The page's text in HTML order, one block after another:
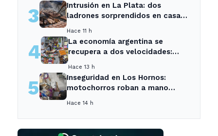
3
Intrusión en La Plata: dos
ladrones sorprendidos en casa
Hace 11 h
4
La economía argentina se
recupera a dos velocidades:
Neuquen Post
Hace 13 h
5
Inseguridad en Los Hornos:
motochorros roban a mano
Hace 14 h